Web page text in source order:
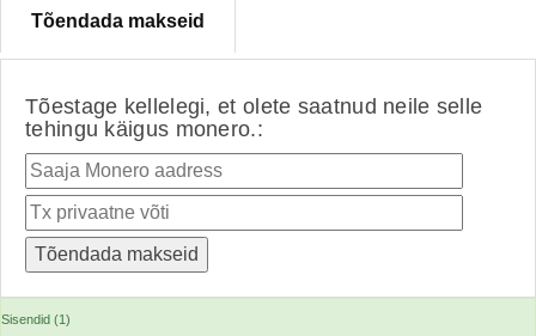
Tõendada makseid
Tõestage kellelegi, et olete saatnud neile selle
tehingu käigus monero.:
Sisendid (1)